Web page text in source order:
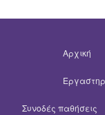
Αρχική
Συνοδές παθήσεις